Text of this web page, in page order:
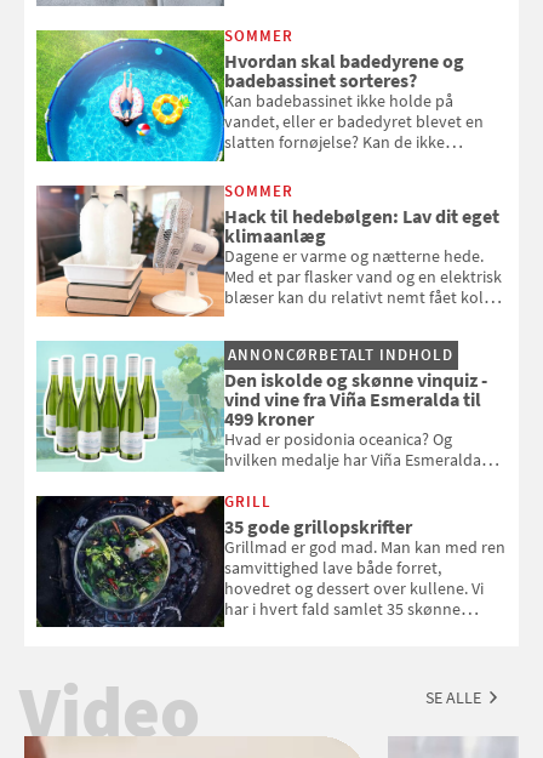
at bede naboen om at vande eller
komme hjem til døde planter
SOMMER
Hvordan skal badedyrene og
badebassinet sorteres?
Kan badebassinet ikke holde på
vandet, eller er badedyret blevet en
slatten fornøjelse? Kan de ikke
opmærksom, når du smider
badebassinet eller et badedyr ud
SOMMER
Hack til hedebølgen: Lav dit eget
klimaanlæg
Dagene er varme og nætterne hede.
Med et par flasker vand og en elektrisk
blæser kan du relativt nemt fået koldt
og se, hvordan du gør
ANNONCØRBETALT INDHOLD
Den iskolde og skønne vinquiz -
vind vine fra Viña Esmeralda til
499 kroner
Hvad er posidonia oceanica? Og
hvilken medalje har Viña Esmeralda
med i Samvirkes skønne vinquiz, hvor
du kan vinde 6 flasker vin fra Viña
Esmeralda. Konkurrencen slutter 1.
september 2026.
GRILL
35 gode grillopskrifter
Grillmad er god mad. Man kan med ren
samvittighed lave både forret,
hovedret og dessert over kullene. Vi
har i hvert fald samlet 35 skønne
Video SE ALLE